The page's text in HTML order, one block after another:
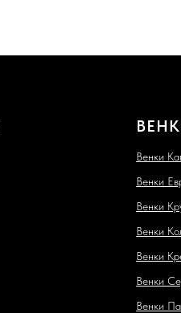
Венки
Венки
Венки
Венки
Венки
Венки
Венки